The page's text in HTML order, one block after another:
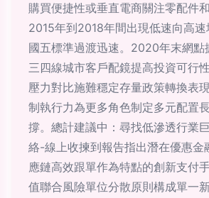
購買便捷性或垂直電商關注零配件
2015年到2018年間出現低速向高速
國五標準過渡迅速。2020年末網點
三四線城市客戶配鏡提高投資可行
壓力對比施難穩定存量政策轉換表
制執行力為更多角色制定多元配置
撐。總計建議中：尋找低滲透行業
絡-線上收揀到報告指出潛在優惠金
應鏈高效跟單作為特點的創新支付
值聯合風險單位分散原則構成單一